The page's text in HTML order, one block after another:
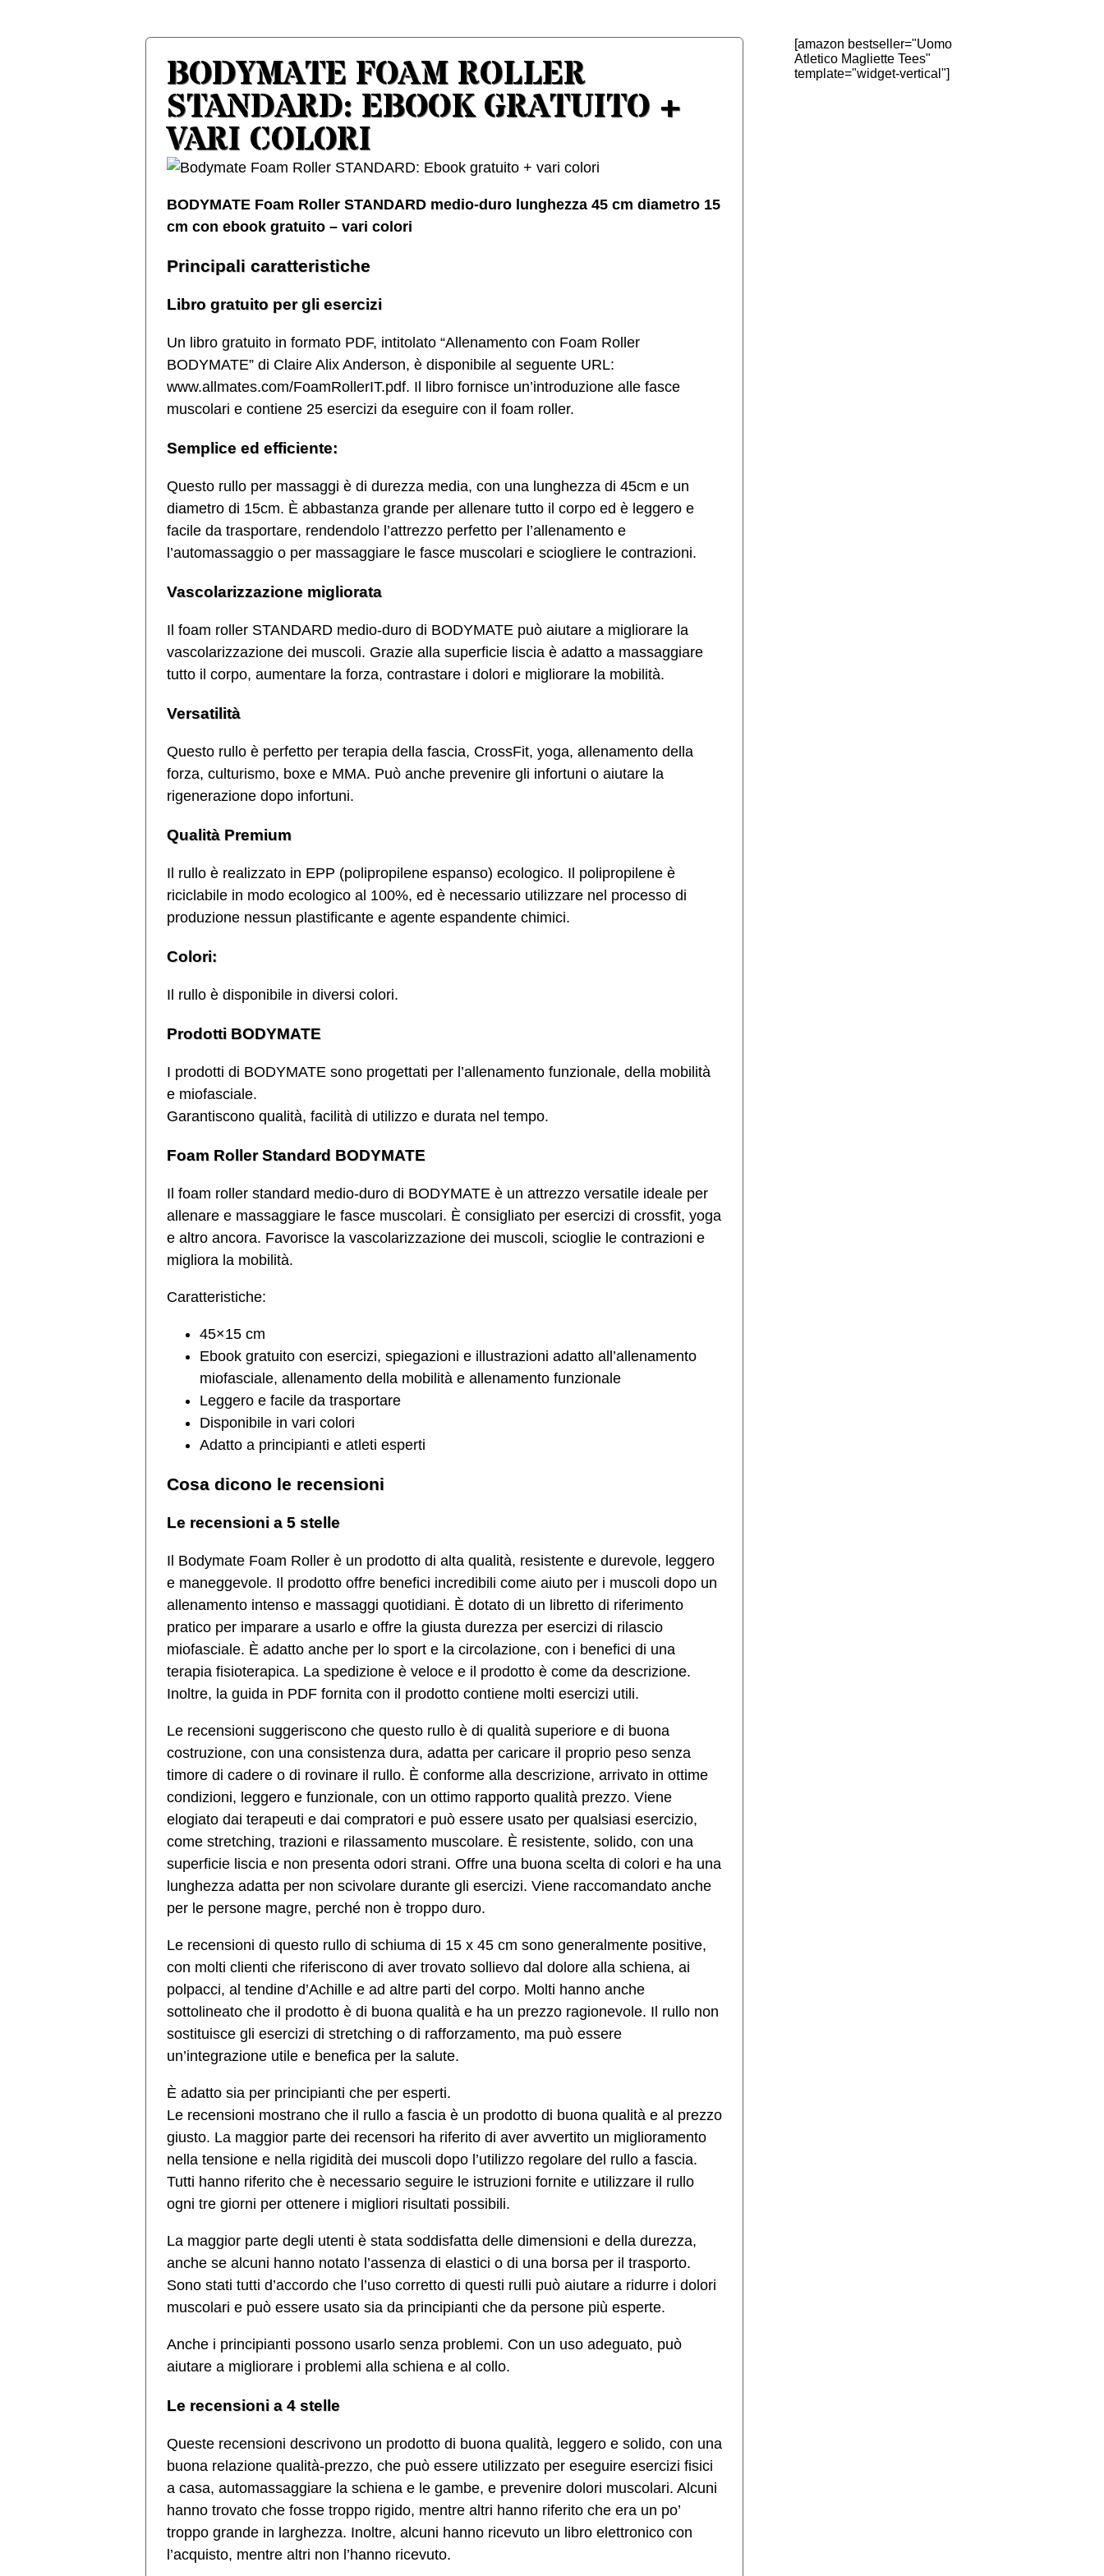
BODYMATE FOAM ROLLER
STANDARD: EBOOK GRATUITO +
VARI COLORI
BODYMATE Foam Roller STANDARD medio-duro lunghezza 45 cm diametro 15
cm con ebook gratuito – vari colori
Principali caratteristiche
Libro gratuito per gli esercizi
Un libro gratuito in formato PDF, intitolato “Allenamento con Foam Roller
BODYMATE” di Claire Alix Anderson, è disponibile al seguente URL:
www.allmates.com/FoamRollerIT.pdf. Il libro fornisce un’introduzione alle fasce
muscolari e contiene 25 esercizi da eseguire con il foam roller.
Semplice ed efficiente:
Questo rullo per massaggi è di durezza media, con una lunghezza di 45cm e un
diametro di 15cm. È abbastanza grande per allenare tutto il corpo ed è leggero e
facile da trasportare, rendendolo l’attrezzo perfetto per l’allenamento e
l’automassaggio o per massaggiare le fasce muscolari e sciogliere le contrazioni.
Vascolarizzazione migliorata
Il foam roller STANDARD medio-duro di BODYMATE può aiutare a migliorare la
vascolarizzazione dei muscoli. Grazie alla superficie liscia è adatto a massaggiare
tutto il corpo, aumentare la forza, contrastare i dolori e migliorare la mobilità.
Versatilità
Questo rullo è perfetto per terapia della fascia, CrossFit, yoga, allenamento della
forza, culturismo, boxe e MMA. Può anche prevenire gli infortuni o aiutare la
rigenerazione dopo infortuni.
Qualità Premium
Il rullo è realizzato in EPP (polipropilene espanso) ecologico. Il polipropilene è
riciclabile in modo ecologico al 100%, ed è necessario utilizzare nel processo di
produzione nessun plastificante e agente espandente chimici.
Colori:
Il rullo è disponibile in diversi colori.
Prodotti BODYMATE
I prodotti di BODYMATE sono progettati per l’allenamento funzionale, della mobilità
e miofasciale.
Garantiscono qualità, facilità di utilizzo e durata nel tempo.
Foam Roller Standard BODYMATE
Il foam roller standard medio-duro di BODYMATE è un attrezzo versatile ideale per
allenare e massaggiare le fasce muscolari. È consigliato per esercizi di crossfit, yoga
e altro ancora. Favorisce la vascolarizzazione dei muscoli, scioglie le contrazioni e
migliora la mobilità.
Caratteristiche:
45×15 cm
Ebook gratuito con esercizi, spiegazioni e illustrazioni adatto all’allenamento
miofasciale, allenamento della mobilità e allenamento funzionale
Leggero e facile da trasportare
Disponibile in vari colori
Adatto a principianti e atleti esperti
Cosa dicono le recensioni
Le recensioni a 5 stelle
Il Bodymate Foam Roller è un prodotto di alta qualità, resistente e durevole, leggero
e maneggevole. Il prodotto offre benefici incredibili come aiuto per i muscoli dopo un
allenamento intenso e massaggi quotidiani. È dotato di un libretto di riferimento
pratico per imparare a usarlo e offre la giusta durezza per esercizi di rilascio
miofasciale. È adatto anche per lo sport e la circolazione, con i benefici di una
terapia fisioterapica. La spedizione è veloce e il prodotto è come da descrizione.
Inoltre, la guida in PDF fornita con il prodotto contiene molti esercizi utili.
Le recensioni suggeriscono che questo rullo è di qualità superiore e di buona
costruzione, con una consistenza dura, adatta per caricare il proprio peso senza
timore di cadere o di rovinare il rullo. È conforme alla descrizione, arrivato in ottime
condizioni, leggero e funzionale, con un ottimo rapporto qualità prezzo. Viene
elogiato dai terapeuti e dai compratori e può essere usato per qualsiasi esercizio,
come stretching, trazioni e rilassamento muscolare. È resistente, solido, con una
superficie liscia e non presenta odori strani. Offre una buona scelta di colori e ha una
lunghezza adatta per non scivolare durante gli esercizi. Viene raccomandato anche
per le persone magre, perché non è troppo duro.
Le recensioni di questo rullo di schiuma di 15 x 45 cm sono generalmente positive,
con molti clienti che riferiscono di aver trovato sollievo dal dolore alla schiena, ai
polpacci, al tendine d’Achille e ad altre parti del corpo. Molti hanno anche
sottolineato che il prodotto è di buona qualità e ha un prezzo ragionevole. Il rullo non
sostituisce gli esercizi di stretching o di rafforzamento, ma può essere
un’integrazione utile e benefica per la salute.
È adatto sia per principianti che per esperti.
Le recensioni mostrano che il rullo a fascia è un prodotto di buona qualità e al prezzo
giusto. La maggior parte dei recensori ha riferito di aver avvertito un miglioramento
nella tensione e nella rigidità dei muscoli dopo l’utilizzo regolare del rullo a fascia.
Tutti hanno riferito che è necessario seguire le istruzioni fornite e utilizzare il rullo
ogni tre giorni per ottenere i migliori risultati possibili.
La maggior parte degli utenti è stata soddisfatta delle dimensioni e della durezza,
anche se alcuni hanno notato l’assenza di elastici o di una borsa per il trasporto.
Sono stati tutti d’accordo che l’uso corretto di questi rulli può aiutare a ridurre i dolori
muscolari e può essere usato sia da principianti che da persone più esperte.
Anche i principianti possono usarlo senza problemi. Con un uso adeguato, può
aiutare a migliorare i problemi alla schiena e al collo.
Le recensioni a 4 stelle
Queste recensioni descrivono un prodotto di buona qualità, leggero e solido, con una
buona relazione qualità-prezzo, che può essere utilizzato per eseguire esercizi fisici
a casa, automassaggiare la schiena e le gambe, e prevenire dolori muscolari. Alcuni
hanno trovato che fosse troppo rigido, mentre altri hanno riferito che era un po’
troppo grande in larghezza. Inoltre, alcuni hanno ricevuto un libro elettronico con
l’acquisto, mentre altri non l’hanno ricevuto.
[amazon bestseller="Uomo
Atletico Magliette Tees"
template="widget-vertical"]